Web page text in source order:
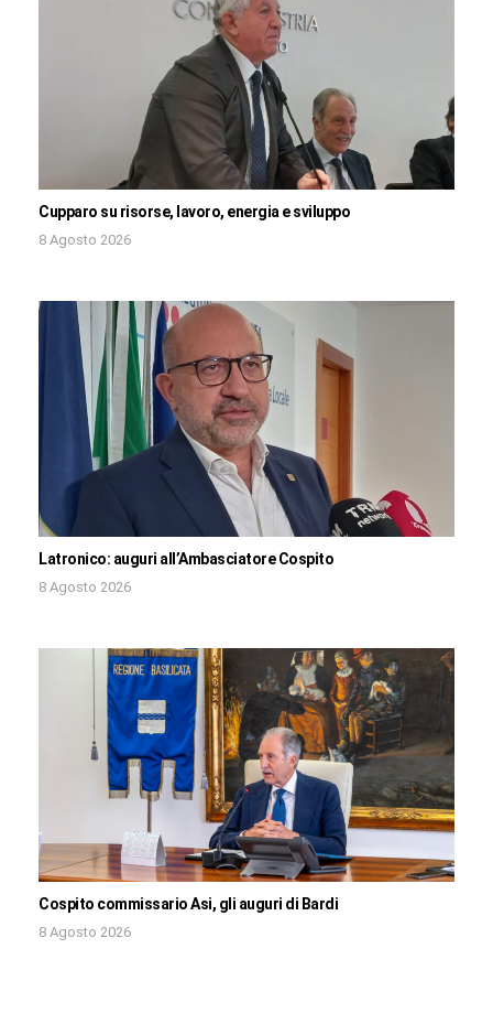
Cupparo su risorse, lavoro, energia e sviluppo
8 Agosto 2026
Latronico: auguri all’Ambasciatore Cospito
8 Agosto 2026
Cospito commissario Asi, gli auguri di Bardi
8 Agosto 2026